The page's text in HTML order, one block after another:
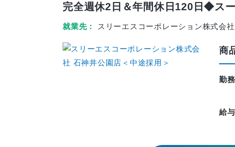
完全週休2日＆年間休日120日◆ス
就業先 スリーエスコーポレーション株式会
商
勤
給与